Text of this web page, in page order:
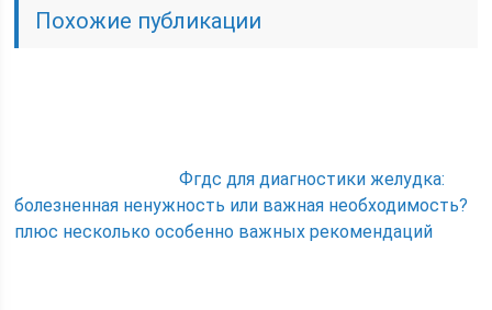
Похожие публикации
Фгдс для диагностики желудка:
болезненная ненужность или важная необходимость?
плюс несколько особенно важных рекомендаций